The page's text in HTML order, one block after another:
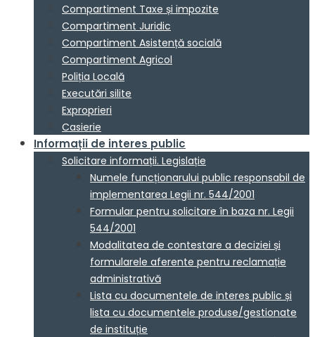
Compartiment Taxe și impozite
Compartiment Juridic
Compartiment Asistență socială
Compartiment Agricol
Poliția Locală
Executări silite
Exproprieri
Casierie
Informații de interes public
Solicitare informații. Legislație
Numele funcționarului public responsabil de
implementarea Legii nr. 544/2001
Formular pentru solicitare în baza nr. Legii
544/2001
Modalitatea de contestare a deciziei și
formularele aferente pentru reclamație
administrativă
Lista cu documentele de interes public și
lista cu documentele produse/gestionate
de instituție